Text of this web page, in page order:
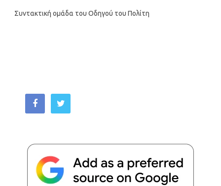
Συντακτική ομάδα του Οδηγού του Πολίτη